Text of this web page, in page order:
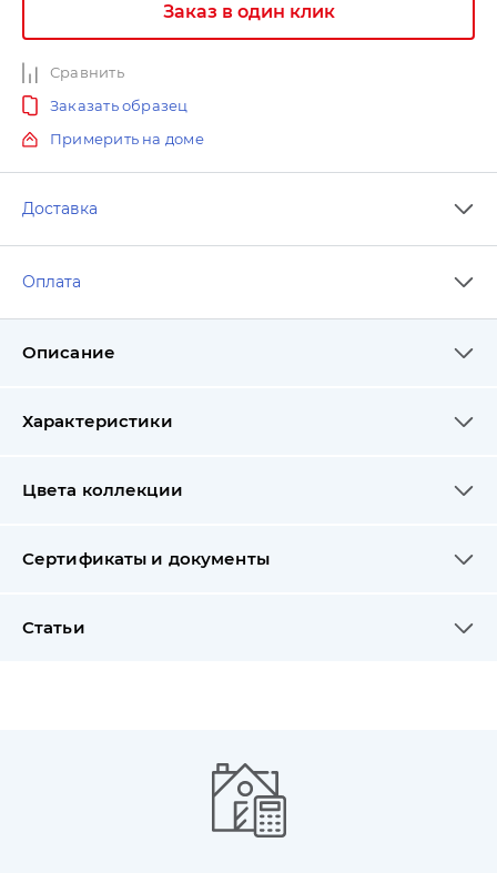
Заказ в один клик
Сравнить
Заказать образец
Примерить на доме
Доставка
Оплата
Описание
Характеристики
Цвета коллекции
Сертификаты и документы
Статьи